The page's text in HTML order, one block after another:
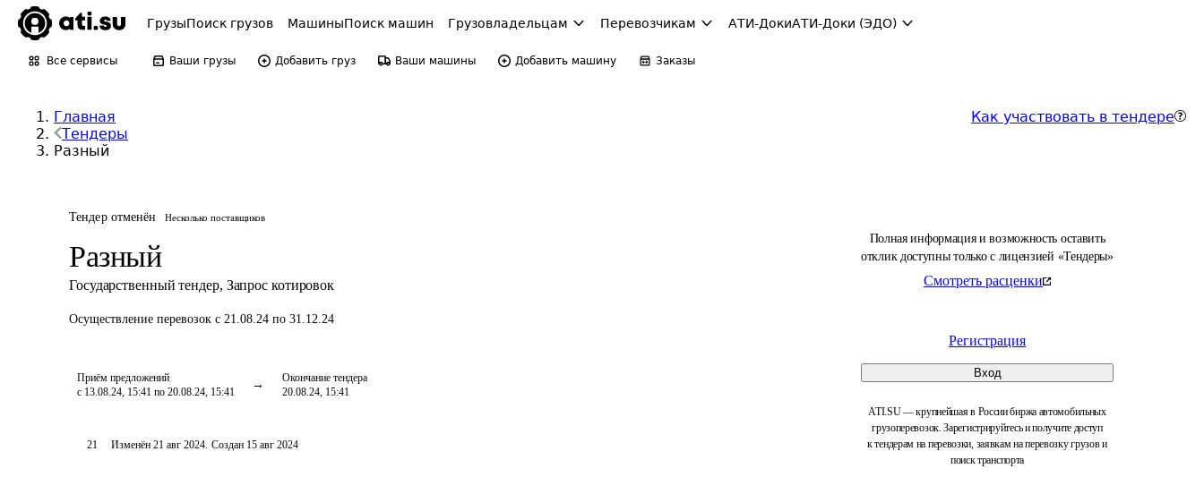
ГрузыПоиск грузов МашиныПоиск машин Грузовладельцам Перевозчикам АТИ-ДокиАТИ-Доки (ЭДО)
Все сервисы Ваши грузы Добавить груз Ваши машины Добавить машину Заказы
Главная
Тендеры
Разный
Как участвовать в тендере
Тендер отменён Несколько поставщиков
Разный
Государственный тендер, Запрос котировок
Осуществление перевозок с 21.08.24 по 31.12.24
Приём предложений
с 13.08.24, 15:41 по 20.08.24, 15:41
Окончание тендера
20.08.24, 15:41
Полная информация и возможность оставить
отклик доступны только с лицензией «Тендеры»
Смотреть расценки
Регистрация
Вход
ATI.SU — крупнейшая в России биржа автомобильных
грузоперевозок. Зарегистрируйтесь и получите доступ
к тендерам на перевозки, заявкам на перевозку грузов и
поиск транспорта
21 Изменён21 авг 2024. Создан 15 авг 2024